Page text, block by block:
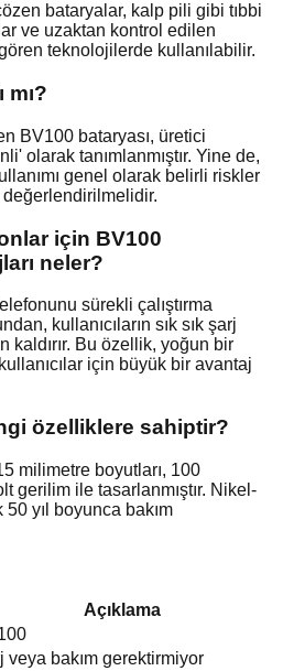
bataryalar, kalp pili gibi tıbbi
ve uzaktan kontrol edilen
teknolojilerde kullanılabilir.
mı?
BV100 bataryası, üretici
olarak tanımlanmıştır. Yine de,
genel olarak belirli riskler
için BV100
neler?
sürekli çalıştırma
kullanıcıların sık sık şarj
kaldırır. Bu özellik, yoğun bir
için büyük bir avantaj
özelliklere sahiptir?
milimetre boyutları, 100
gerilim ile tasarlanmıştır. Nikel-
yıl boyunca bakım
Açıklama
veya bakım gerektirmiyor